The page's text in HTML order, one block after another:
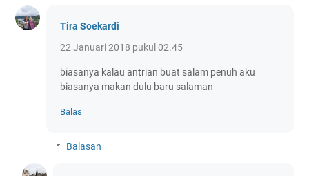
Tira Soekardi
22 Januari 2018 pukul 02.45
biasanya kalau antrian buat salam penuh aku
biasanya makan dulu baru salaman
Balas
Balasan